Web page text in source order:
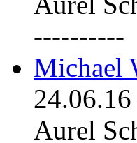
----------
Michael
24.06.16
Aurel